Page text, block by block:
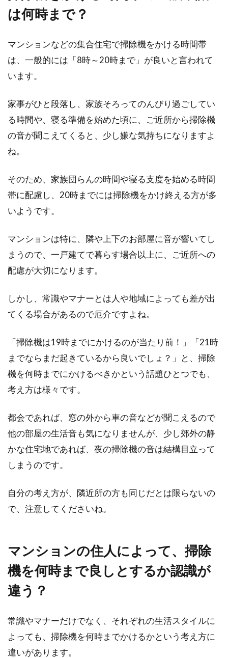
違うから、騒音も少ないだろう」と考えている
方もいるかも...
新築の外観を調査！人気の色・デザ
生涯の宝物になる新築マイホームを建てるな
ら、なるべく妥協したくないですよね。一昔前
アパートに引っ越したら挨拶すべ
き？タイミングや手土産は？
う人も増...
貸を選んで福岡の魅力満喫
パートを探している人もいるかもしれません。
しか...
音して階下へ響く音を軽減
アパートの2階に住んでいる方で、騒音対策を
している方はいらっしゃいますか。していない
マンションの中古物件を神奈川で購
マイホームを神奈川で購入することを検討する
場合、「一戸建てではなくマンションを」とい
は何時まで？
マンションなどの集合住宅で掃除機をかける時間帯
は、一般的には「8時～20時まで」が良いと言われて
います。
家事がひと段落し、家族そろってのんびり過ごしてい
る時間や、寝る準備を始めた頃に、ご近所から掃除機
の音が聞こえてくると、少し嫌な気持ちになりますよ
ね。
そのため、家族団らんの時間や寝る支度を始める時間
帯に配慮し、20時までには掃除機をかけ終える方が多
いようです。
マンションは特に、隣や上下のお部屋に音が響いてし
まうので、一戸建てで暮らす場合以上に、ご近所への
配慮が大切になります。
しかし、常識やマナーとは人や地域によっても差が出
てくる場合があるので厄介ですよね。
「掃除機は19時までにかけるのが当たり前！」「21時
までならまだ起きているから良いでしょ？」と、掃除
機を何時までにかけるべきかという話題ひとつでも、
考え方は様々です。
都会であれば、窓の外から車の音などが聞こえるので
他の部屋の生活音も気になりませんが、少し郊外の静
かな住宅地であれば、夜の掃除機の音は結構目立って
しまうのです。
自分の考え方が、隣近所の方も同じだとは限らないの
で、注意してくださいね。
マンションの住人によって、掃除
機を何時まで良しとするか認識が
違う？
常識やマナーだけでなく、それぞれの生活スタイルに
よっても、掃除機を何時までかけるかという考え方に
違いがあります。